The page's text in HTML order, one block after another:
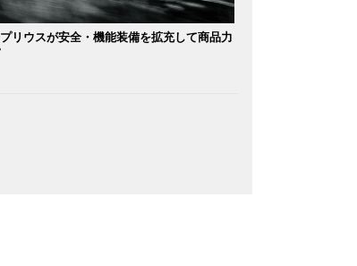
リウスが安全・機能装備を拡充して商品力